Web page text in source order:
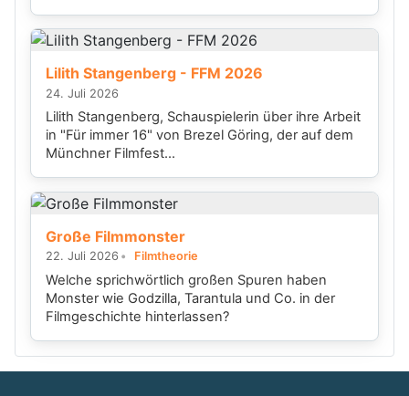
Lilith Stangenberg - FFM 2026
24. Juli 2026
Lilith Stangenberg, Schauspielerin über ihre Arbeit
in "Für immer 16" von Brezel Göring, der auf dem
Münchner Filmfest...
Große Filmmonster
22. Juli 2026 Filmtheorie
Welche sprichwörtlich großen Spuren haben
Monster wie Godzilla, Tarantula und Co. in der
Filmgeschichte hinterlassen?